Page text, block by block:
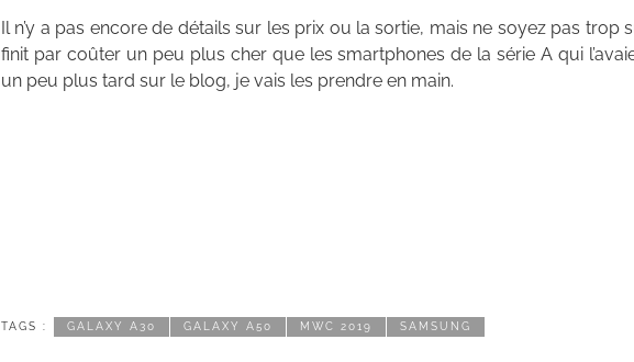
Il n’y a pas encore de détails sur les prix ou la sortie, mais ne soyez pas trop
finit par coûter un peu plus cher que les smartphones de la série A qui
un peu plus tard sur le blog, je vais les prendre en main.
TAGS : GALAXY A30 GALAXY A50 MWC 2019 SAMSUNG